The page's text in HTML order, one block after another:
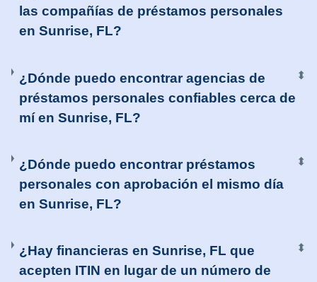
las compañías de préstamos personales
en Sunrise, FL?
¿Dónde puedo encontrar agencias de
préstamos personales confiables cerca de
mí en Sunrise, FL?
⬍
¿Dónde puedo encontrar préstamos
personales con aprobación el mismo día
en Sunrise, FL?
⬍
¿Hay financieras en Sunrise, FL que
acepten ITIN en lugar de un número de
⬍